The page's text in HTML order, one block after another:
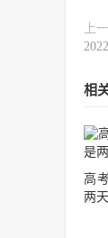
上
相
高
两